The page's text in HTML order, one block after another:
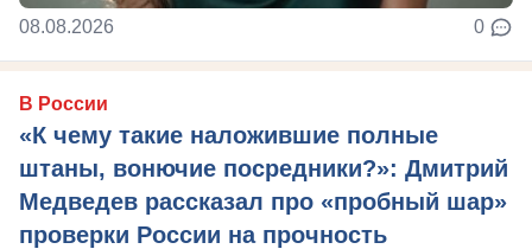
08.08.2026 0
В России
«К чему такие наложившие полные
штаны, вонючие посредники?»: Дмитрий
Медведев рассказал про «пробный шар»
проверки России на прочность